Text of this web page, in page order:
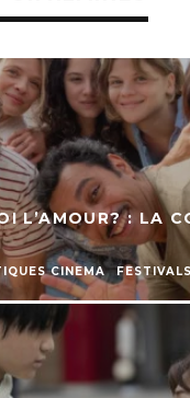
L’AMOUR? : LA
CINEMA FESTIVALS